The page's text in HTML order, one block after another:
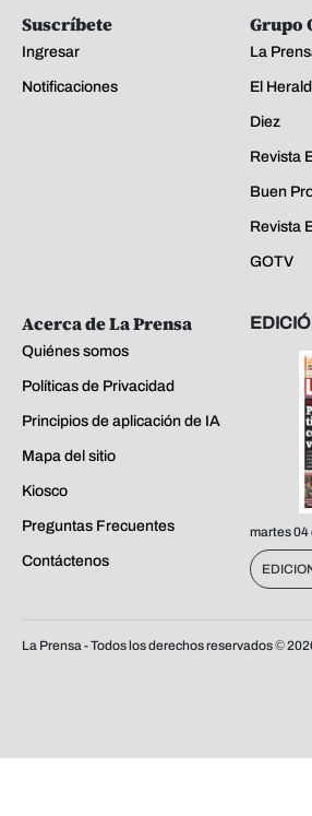
Suscríbete
Ingresar
Notificaciones
Grupo
La
El
Diez
Revista
Buen
Revista
GOTV
Acerca de La Prensa
Quiénes somos
Políticas de Privacidad
Principios de aplicación de IA
Mapa del sitio
Kiosco
Preguntas Frecuentes
Contáctenos
martes 04
La Prensa - Todos los derechos reservados ©